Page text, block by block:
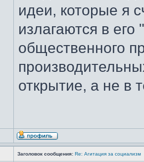
идеи, которые я
излагаются в
общественного
открытие, а не в
Заголовок сообщения: Re: Агитация за социализм